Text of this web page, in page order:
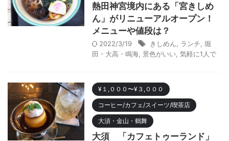
熱田神宮境内にある「宮きしめ
ん」がリニューアルオープン！
メニューや値段は？
2022/3/19 きしめん ランチ 堀
田・大高・鳴海 景色がいい 気軽に1人で
¥１,０００〜¥３,０００
コーヒー/カフェ/スイーツ/喫茶店
大須・金山・鶴舞
大須 「カフェトゥーランド」